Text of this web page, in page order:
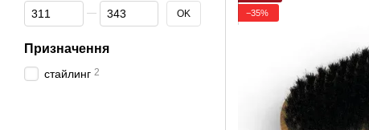
−35%
От Цена, грн
До Цена, грн OK
Призначення
стайлинг 2